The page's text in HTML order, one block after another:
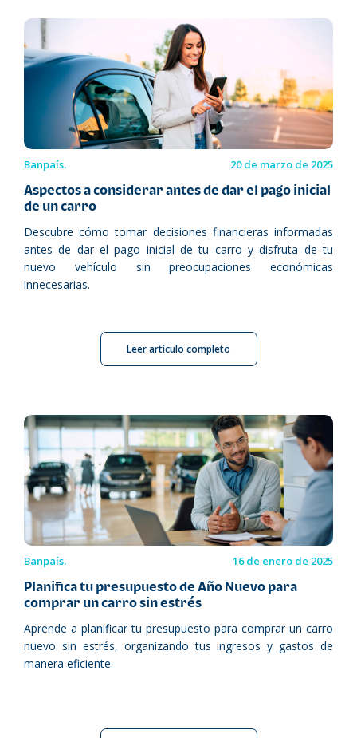
Banpaís. 20 de marzo de 2025
Aspectos a considerar antes de dar el pago inicial
de un carro
Descubre cómo tomar decisiones financieras informadas
antes de dar el pago inicial de tu carro y disfruta de tu
nuevo vehículo sin preocupaciones económicas
innecesarias.
Leer artículo completo
Banpaís. 16 de enero de 2025
Planifica tu presupuesto de Año Nuevo para
comprar un carro sin estrés
Aprende a planificar tu presupuesto para comprar un carro
nuevo sin estrés, organizando tus ingresos y gastos de
manera eficiente.